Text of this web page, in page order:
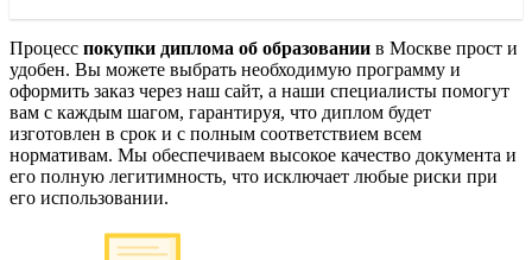
Процесс покупки диплома об образовании в Москве прост и
удобен. Вы можете выбрать необходимую программу и
оформить заказ через наш сайт, а наши специалисты помогут
вам с каждым шагом, гарантируя, что диплом будет
изготовлен в срок и с полным соответствием всем
нормативам. Мы обеспечиваем высокое качество документа и
его полную легитимность, что исключает любые риски при
его использовании.